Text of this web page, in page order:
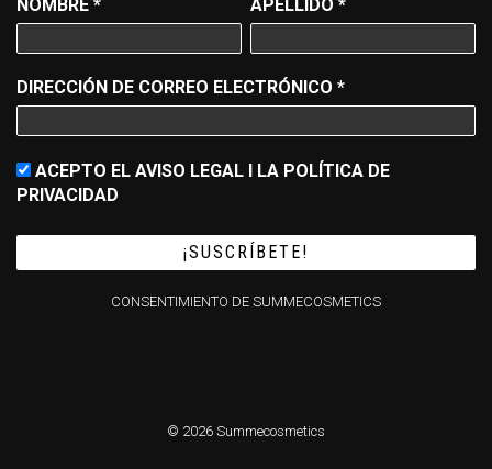
NOMBRE * APELLIDO*
DIRECCIÓN DE CORREO ELECTRÓNICO *
ACEPTO EL AVISO LEGAL I LA POLÍTICA DE
PRIVACIDAD
CONSENTIMIENTO DE SUMMECOSMETICS
© 2026 Summecosmetics